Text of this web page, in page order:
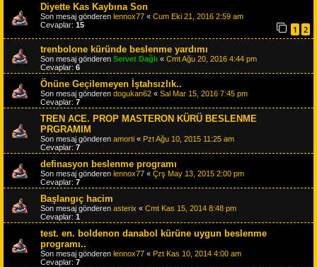
Diyette Kas Kaybına Son
Son mesaj gönderen lennox77 « Cum Eki 21, 2016 2:59 am
Cevaplar: 15 1
2
trenbolone küründe beslenme yardımı
Son mesaj gönderen Servet Dağlı « Cmt Ağu 20, 2016 4:44 pm
Cevaplar: 6
Önüne Geçilemeyen İştahsızlık..
Son mesaj gönderen dogukan62 « Sal Mar 15, 2016 7:45 pm
Cevaplar: 7
TREN ACE. PROP MASTERON KÜRÜ BESLENME
PRGRAMIM
Son mesaj gönderen amorti « Pzt Ağu 10, 2015 11:25 am
Cevaplar: 7
definasyon beslenme programı
Son mesaj gönderen lennox77 « Çrş May 13, 2015 2:00 pm
Cevaplar: 7
Başlangıç hacim
Son mesaj gönderen asterix « Cmt Kas 15, 2014 8:48 pm
Cevaplar: 1
test. en. boldenon danabol kürüne uygun beslenme
programı..
Son mesaj gönderen lennox77 « Pzt Kas 10, 2014 4:00 am
Cevaplar: 7